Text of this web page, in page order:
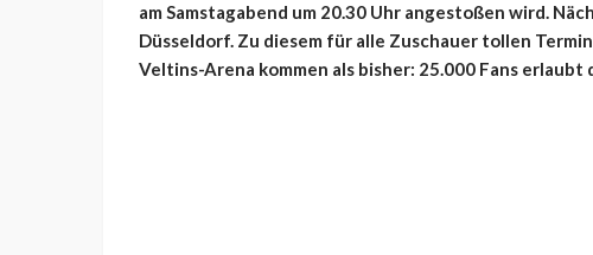
am Samstagabend um 20.30 Uhr angestoßen wird.
Düsseldorf. Zu diesem für alle Zuschauer tollen
Veltins-Arena kommen als bisher: 25.000 Fans